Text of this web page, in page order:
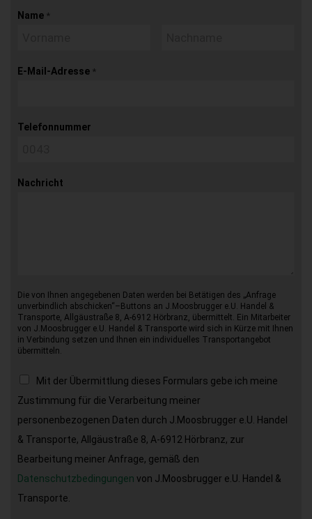
Name *
E-Mail-Adresse *
Telefonnummer
Nachricht
Die von Ihnen angegebenen Daten werden bei Betätigen des „Anfrage
unverbindlich abschicken“–Buttons an J.Moosbrugger e.U. Handel &
Transporte, Allgäustraße 8, A-6912 Hörbranz, übermittelt. Ein Mitarbeiter
von J.Moosbrugger e.U. Handel & Transporte wird sich in Kürze mit Ihnen
in Verbindung setzen und Ihnen ein individuelles Transportangebot
übermitteln.
Mit der Übermittlung dieses Formulars gebe ich meine
Zustimmung für die Verarbeitung meiner
personenbezogenen Daten durch J.Moosbrugger e.U. Handel
& Transporte, Allgäustraße 8, A-6912 Hörbranz, zur
Bearbeitung meiner Anfrage, gemäß den
Datenschutzbedingungen von J.Moosbrugger e.U. Handel &
Transporte.